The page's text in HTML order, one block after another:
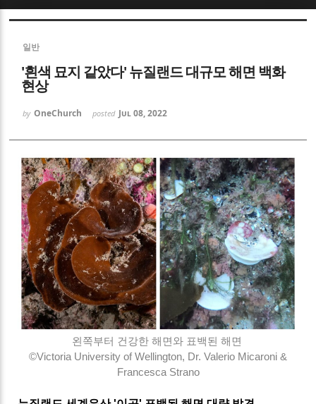
일반
'흰색 묘지 같았다' 뉴질랜드 대규모 해면 백화
현상
by OneChurch posted Jul 08, 2022
왼쪽부터 건강한 해면와 표백된 해면
©Victoria University of Wellington, Dr. Valerio Micaroni &
Francesca Strano
Sketchbook5, 스케치북5
Sketchbook5, 스케치북5